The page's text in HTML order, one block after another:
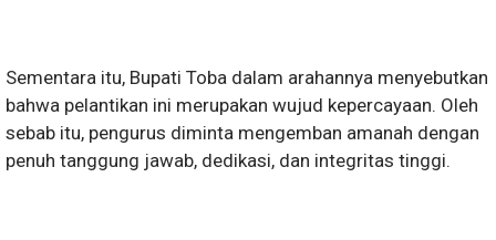
Sementara itu, Bupati Toba dalam arahannya menyebutkan
bahwa pelantikan ini merupakan wujud kepercayaan. Oleh
sebab itu, pengurus diminta mengemban amanah dengan
penuh tanggung jawab, dedikasi, dan integritas tinggi.